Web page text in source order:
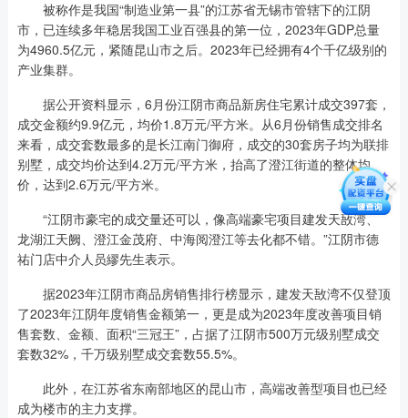
被称作是我国“制造业第一县”的江苏省无锡市管辖下的江阴
市，已连续多年稳居我国工业百强县的第一位，2023年GDP总量
为4960.5亿元，紧随昆山市之后。2023年已经拥有4个千亿级别的
产业集群。
据公开资料显示，6月份江阴市商品新房住宅累计成交397套，
成交金额约9.9亿元，均价1.8万元/平方米。从6月份销售成交排名
来看，成交套数最多的是长江南门御府，成交的30套房子均为联排
别墅，成交均价达到4.2万元/平方米，抬高了澄江街道的整体均
价，达到2.6万元/平方米。
“江阴市豪宅的成交量还可以，像高端豪宅项目建发天敔湾、
龙湖江天阙、澄江金茂府、中海阅澄江等去化都不错。”江阴市德
祐门店中介人员繆先生表示。
据2023年江阴市商品房销售排行榜显示，建发天敔湾不仅登顶
了2023年江阴年度销售金额第一，更是成为2023年度改善项目销
售套数、金额、面积“三冠王”，占据了江阴市500万元级别墅成交
套数32%，千万级别墅成交套数55.5%。
此外，在江苏省东南部地区的昆山市，高端改善型项目也已经
成为楼市的主力支撑。